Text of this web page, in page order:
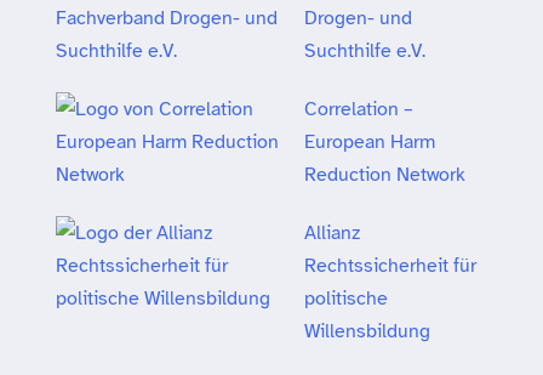
Drogen- und
Suchthilfe e.V.
Correlation –
European Harm
Reduction Network
Allianz
Rechtssicherheit für
politische
Willensbildung